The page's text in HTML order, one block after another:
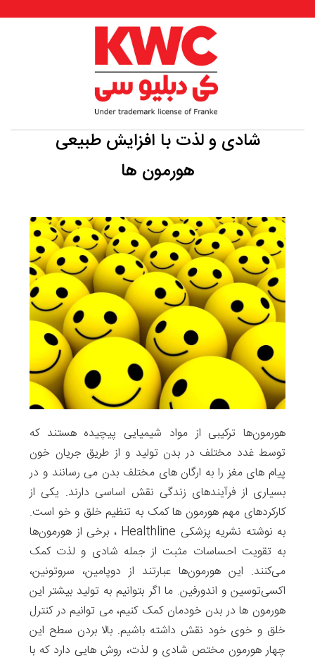
شادی و لذت با افزایش طبیعی
هورمون ها
هورمون‌ها ترکیبی از مواد شیمیایی پیچیده هستند که
توسط غدد مختلف در بدن تولید و از طریق جریان خون
پیام های مغز را به ارگان های مختلف بدن می رسانند و در
بسیاری از فرآیندهای زندگی نقش اساسی دارند. یکی از
کارکردهای مهم هورمون ها کمک به تنظیم خلق‌ و ‌خو است.
به ‌نوشته نشریه پزشکی Healthline ، برخی از هورمون‌ها
به تقویت احساسات مثبت از جمله شادی و لذت کمک
می‌کنند. این هورمون‌ها عبارتند از دوپامین، سروتونین،
اکسی‌توسین و اندورفین. ما اگر بتوانیم به تولید بیشتر این
هورمون ها در بدن خودمان کمک کنیم، می توانیم در کنترل
خلق و خوی خود نقش داشته باشیم. بالا بردن سطح این
چهار هورمون مختص شادی و لذت، روش هایی دارد که با